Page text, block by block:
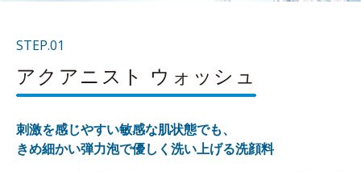
STEP.01
アクアニスト ウォッシュ
刺激を感じやすい敏感な肌状態でも、
きめ細かい弾力泡で優しく洗い上げる洗顔料